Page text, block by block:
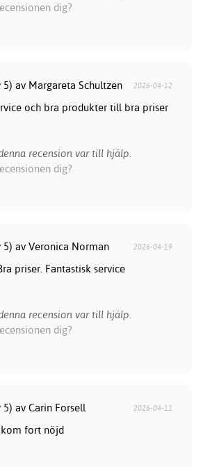
dig?
av Margareta Schultzen 2026-04-12
och bra produkter till bra priser
recension var till hjälp.
dig?
av Veronica Norman 2026-04-19
priser. Fantastisk service
recension var till hjälp.
dig?
av Carin Forsell 2026-04-11
fort nöjd